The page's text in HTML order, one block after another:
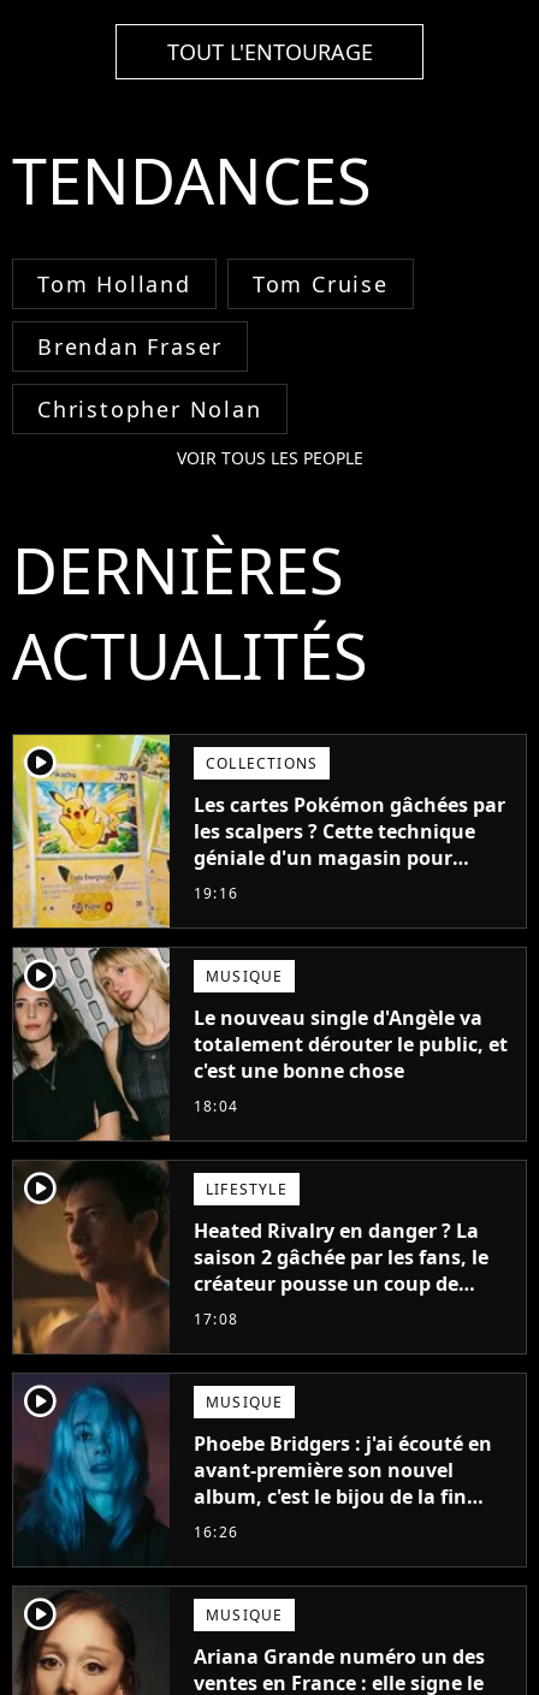
TOUT L'ENTOURAGE
TENDANCES
Tom Holland Tom Cruise
Brendan Fraser
Christopher Nolan
VOIR TOUS LES PEOPLE
DERNIÈRES
ACTUALITÉS
player2 COLLECTIONS
Les cartes Pokémon gâchées par
les scalpers ? Cette technique
géniale d'un magasin pour
ruiner les revendeurs
19:16
player2 MUSIQUE
Le nouveau single d'Angèle va
totalement dérouter le public, et
c'est une bonne chose
18:04
player2 LIFESTYLE
Heated Rivalry en danger ? La
saison 2 gâchée par les fans, le
créateur pousse un coup de
gueule
17:08
player2 MUSIQUE
Phoebe Bridgers : j'ai écouté en
avant-première son nouvel
album, c'est le bijou de la fin
d'été
16:26
player2 MUSIQUE
Ariana Grande numéro un des
ventes en France : elle signe le